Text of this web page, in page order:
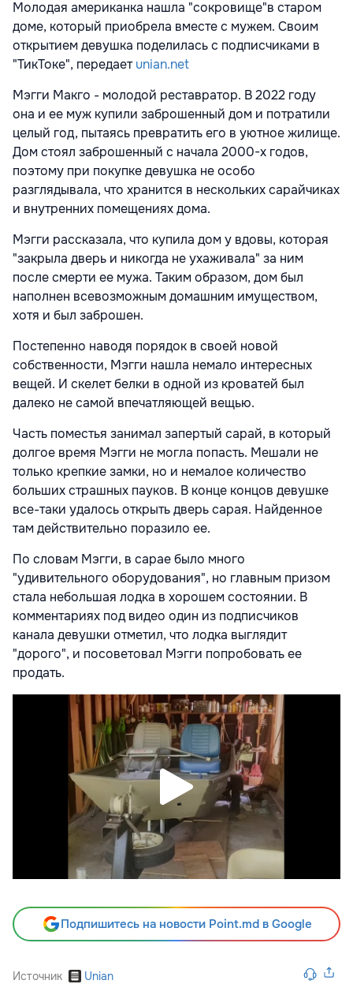
Молодая американка нашла "сокровище"в старом
доме, который приобрела вместе с мужем. Своим
открытием девушка поделилась с подписчиками в
"ТикТоке", передаетunian.net
Мэгги Макго - молодой реставратор. В 2022 году
она и ее муж купили заброшенный дом и потратили
целый год, пытаясь превратить его в уютное жилище.
Дом стоял заброшенный с начала 2000-х годов,
поэтому при покупке девушка не особо
разглядывала, что хранится в нескольких сарайчиках
и внутренних помещениях дома.
Мэгги рассказала, что купила дом у вдовы, которая
"закрыла дверь и никогда не ухаживала" за ним
после смерти ее мужа. Таким образом, дом был
наполнен всевозможным домашним имуществом,
хотя и был заброшен.
Постепенно наводя порядок в своей новой
собственности, Мэгги нашла немало интересных
вещей. И скелет белки в одной из кроватей был
далеко не самой впечатляющей вещью.
Часть поместья занимал запертый сарай, в который
долгое время Мэгги не могла попасть. Мешали не
только крепкие замки, но и немалое количество
больших страшных пауков. В конце концов девушке
все-таки удалось открыть дверь сарая. Найденное
там действительно поразило ее.
По словам Мэгги, в сарае было много
"удивительного оборудования", но главным призом
стала небольшая лодка в хорошем состоянии. В
комментариях под видео один из подписчиков
канала девушки отметил, что лодка выглядит
"дорого", и посоветовал Мэгги попробовать ее
продать.
Подпишитесь на новости Point.md в Google
Источник Unian